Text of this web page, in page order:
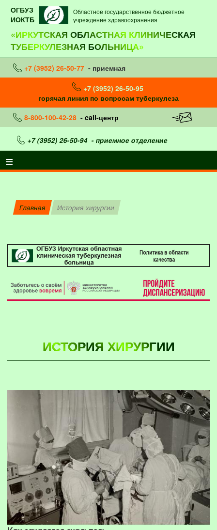
ОГБУЗ
ИОКТБ
Областное государственное бюджетное
учреждение здравоохранения
«ИРКУТСКАЯ ОБЛАСТНАЯ КЛИНИЧЕСКАЯ
ТУБЕРКУЛЕЗНАЯ БОЛЬНИЦА»
+7 (3952) 26-50-77 - приемная
+7 (3952) 26-50-95
горячая линия по вопросам туберкулеза
8-800-100-42-28 - call-центр
+7 (3952) 26-50-94- приемное отделение
Главная История хирургии
ИСТОРИЯ ХИРУРГИИ